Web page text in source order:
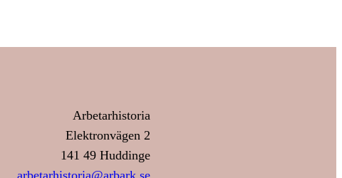
Arbetarhistoria
Elektronvägen 2
141 49 Huddinge
arbetarhistoria@arbark.se